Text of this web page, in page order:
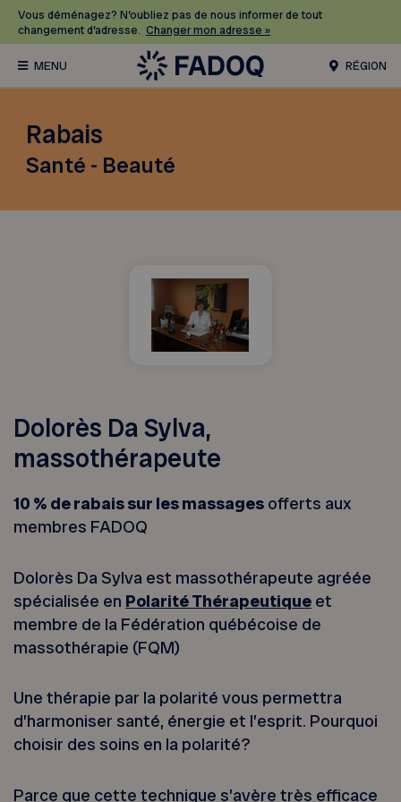
Vous déménagez? N’oubliez pas de nous informer de tout
changement d’adresse. Changer mon adresse »
RÉGION
Rabais
Santé - Beauté
Dolorès Da Sylva,
massothérapeute
10 % de rabais sur les massages offerts aux
membres FADOQ
Dolorès Da Sylva est massothérapeute agréée
spécialisée en Polarité Thérapeutique et
membre de la Fédération québécoise de
massothérapie (FQM)
Une thérapie par la polarité vous permettra
d’harmoniser santé, énergie et l’esprit. Pourquoi
choisir des soins en la polarité?
Parce que cette technique s’avère très efficace